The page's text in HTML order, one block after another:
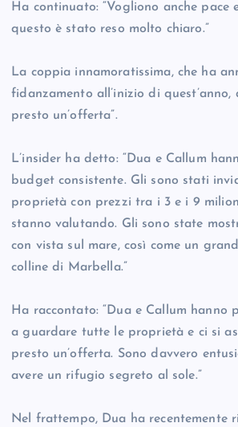
Ha continuato: “Vogliono anche pace
questo è stato reso molto chiaro.”
La coppia innamoratissima, che ha
fidanzamento all’inizio di quest’anno,
presto un’offerta”.
L’insider ha detto: “Dua e Callum
budget consistente. Gli sono stati
proprietà con prezzi tra i 3 e i 9
stanno valutando. Gli sono state
con vista sul mare, così come un
colline di Marbella.”
Ha raccontato: “Dua e Callum hanno
a guardare tutte le proprietà e ci si
presto un’offerta. Sono davvero
avere un rifugio segreto al sole.”
Nel frattempo, Dua ha recentemente